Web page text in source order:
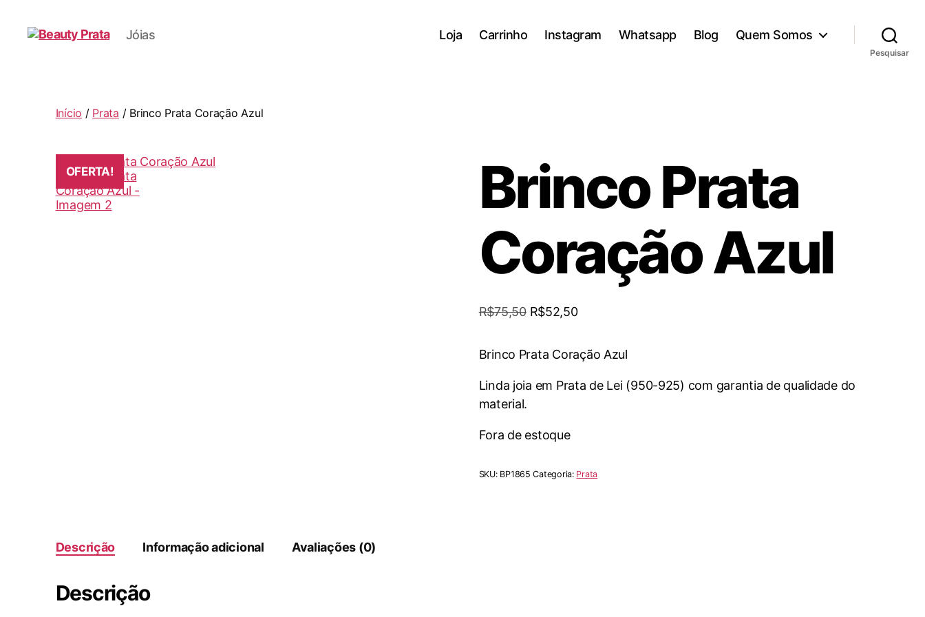
Jóias Loja Carrinho Instagram Whatsapp Blog Quem Somos
Pesquisar
Início / Prata / Brinco Prata Coração Azul
OFERTA!
Brinco Prata
Coração Azul
R$75,50 O
original
R$75,50.
R$52,50O
atual
é:
R$52,50.
Brinco Prata Coração Azul
Linda joia em Prata de Lei (950-925) com garantia de qualidade do
material.
Fora de estoque
SKU: BP1865 Categoria: Prata
Descrição Informação adicional Avaliações (0)
Descrição